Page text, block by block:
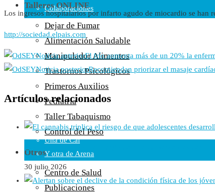
Colaboraciones
Cartas al Director
Medios de Comunicación
Vídeos
Audio
Cara Oscura Sanidad
Humor
Cal y Arena
Una de Cal
Y otra de Arena
Noticias Sanitarias
Talleres ONLINE
Dejar de Fumar
Alimentación Saludable
Manipulador Alimentos
Trastornos Psicológicos
Primeros Auxilios
Pediatría
Taller Tabaquismo
Control del Peso
Otros
Centro de Salud
Publicaciones
Los ingresos hospitalarios por infarto agudo de miocardio se
http://sociedad.elpais.com
Noticia anteriorEl frío aumenta más de un 20% la
Noticia posteriorRecomiendan priorizar el masaje
Artículos relacionados
30 julio 2026